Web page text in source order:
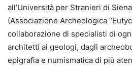
all’Università per Stranieri di
(Associazione Archeologica
collaborazione di specialisti di
architetti ai geologi, dagli
epigrafia e numismatica di più